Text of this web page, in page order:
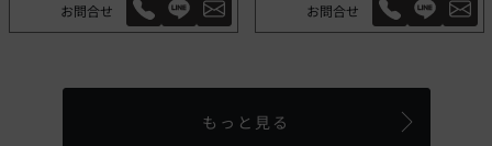
お問合せ お問合せ
もっと見る